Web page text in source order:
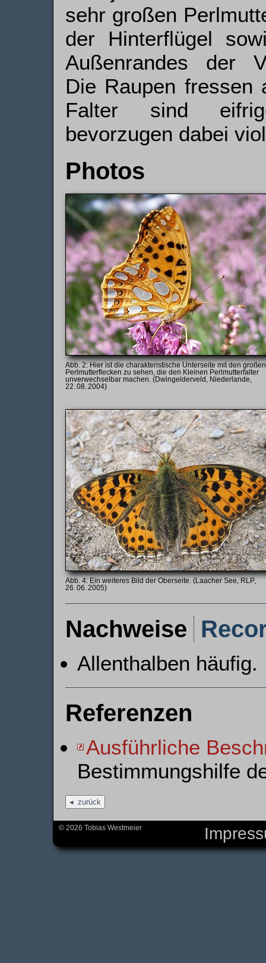
sehr großen
der Hinterflügel
Außenrandes der
Die Raupen fressen
Falter sind
bevorzugen dabei
Photos
Hier ist die charakteristische Unterseite mit den großen
Perlmutterflecken zu sehen, die den Kleinen Perlmutterfalter
unverwechselbar machen. (Dwingelderveld, Niederlande,
22. 08. 2004)
Ein weiteres Bild der Oberseite. (Laacher See, RLP,
26. 06. 2005)
Nachweise
Allenthalben häufig.
Referenzen
Ausführliche
Bestimmungshilfe
zurück
© 2026 Tobias Westmeier